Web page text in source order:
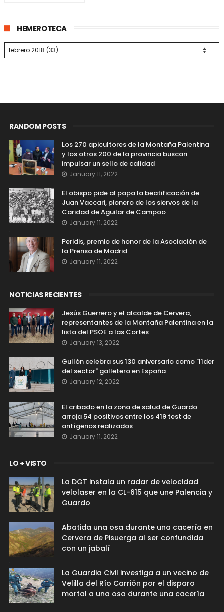
HEMEROTECA
RANDOM POSTS
Los 270 apicultores de la Montaña Palentina
y los otros 200 de la provincia buscan
impulsar un sello de calidad
January 11, 2022
El obispo pide al papa la beatificación de
Juan Vaccari, pionero de los siervos de la
Caridad de Aguilar de Campoo
January 11, 2022
Peridis, premio de honor de la Asociación de
la Prensa de Madrid
January 11, 2022
NOTICIAS RECIENTES
Jesús Guerrero y el alcalde de Cervera,
representantes de la Montaña Palentina en la
lista del PSOE a las Cortes
January 13, 2022
Gullón celebra sus 130 aniversario como "líder
del sector" galletero en España
January 12, 2022
El cribado en la zona de salud de Guardo
arroja 54 positivos entre los 419 test de
antígenos realizados
January 11, 2022
LO + VISTO
La DGT instala un radar de velocidad
velolaser en la CL-615 que une Palencia y
Guardo
Abatida una osa durante una cacería en
Cervera de Pisuerga al ser confundida
con un jabalí
La Guardia Civil investiga a un vecino de
Velilla del Río Carrión por el disparo
mortal a una osa durante una cacería